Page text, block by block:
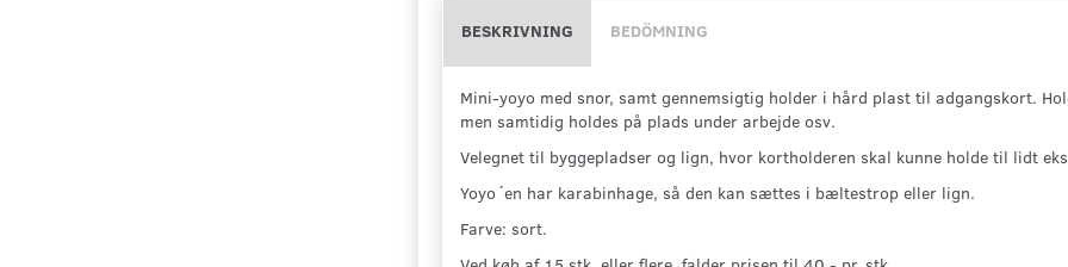
BESKRIVNING BEDÖMNING
Mini-yoyo med snor, samt gennemsigtig holder i hård plast til adgangskort.
men samtidig holdes på plads under arbejde osv.
Velegnet til byggepladser og lign, hvor kortholderen skal kunne holde til lidt
Yoyo´en har karabinhage, så den kan sættes i bæltestrop eller lign.
Farve: sort.